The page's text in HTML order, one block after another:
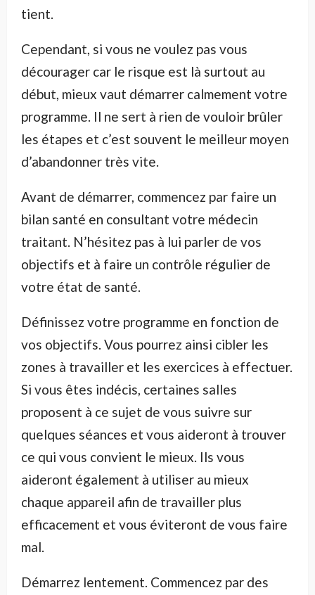
tient.
Cependant, si vous ne voulez pas vous
décourager car le risque est là surtout au
début, mieux vaut démarrer calmement votre
programme. Il ne sert à rien de vouloir brûler
les étapes et c’est souvent le meilleur moyen
d’abandonner très vite.
Avant de démarrer, commencez par faire un
bilan santé en consultant votre médecin
traitant. N’hésitez pas à lui parler de vos
objectifs et à faire un contrôle régulier de
votre état de santé.
Définissez votre programme en fonction de
vos objectifs. Vous pourrez ainsi cibler les
zones à travailler et les exercices à effectuer.
Si vous êtes indécis, certaines salles
proposent à ce sujet de vous suivre sur
quelques séances et vous aideront à trouver
ce qui vous convient le mieux. Ils vous
aideront également à utiliser au mieux
chaque appareil afin de travailler plus
efficacement et vous éviteront de vous faire
mal.
Démarrez lentement. Commencez par des